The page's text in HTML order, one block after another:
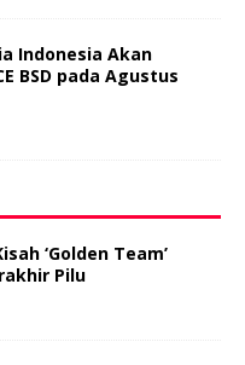
Indonesia Akan
BSD pada Agustus
‘Golden Team’
Pilu